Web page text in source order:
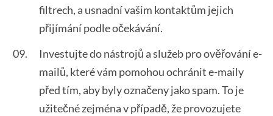
filtrech, a usnadní vašim kontaktům jejich
přijímání podle očekávání.
Investujte do nástrojů a služeb pro ověřování e-
mailů, které vám pomohou ochránit e-maily
před tím, aby byly označeny jako spam. To je
užitečné zejména v případě, že provozujete